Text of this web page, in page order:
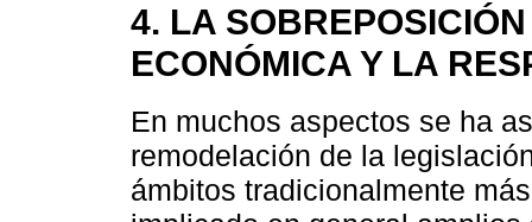
4. LA
ECONÓMICA Y LA
En muchos aspectos se ha
remodelación de la
ámbitos tradicionalmente